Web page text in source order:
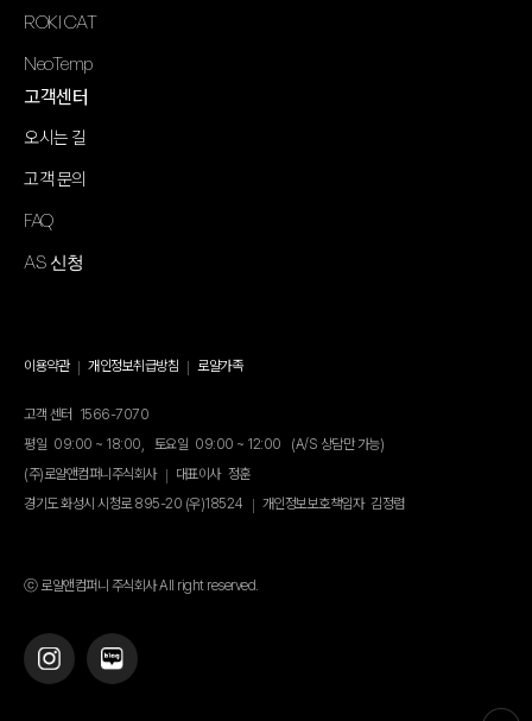
ROKI CAT
NeoTemp
고객센터
오시는 길
고객 문의
FAQ
AS 신청
이용약관 개인정보취급방침 로얄가족
고객 센터 1566-7070
평일 09:00 ~ 18:00, 토요일 09:00 ~ 12:00
(A/S 상담만 가능)
(주)로얄앤컴퍼니주식회사
대표이사 정훈
경기도 화성시 시청로 895-20 (우)18524
개인정보보호책임자 김정렴
ⓒ 로얄앤컴퍼니 주식회사 All right reserved.